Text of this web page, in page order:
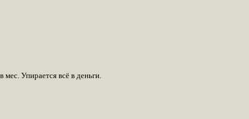
мес. Упирается всё в деньги.